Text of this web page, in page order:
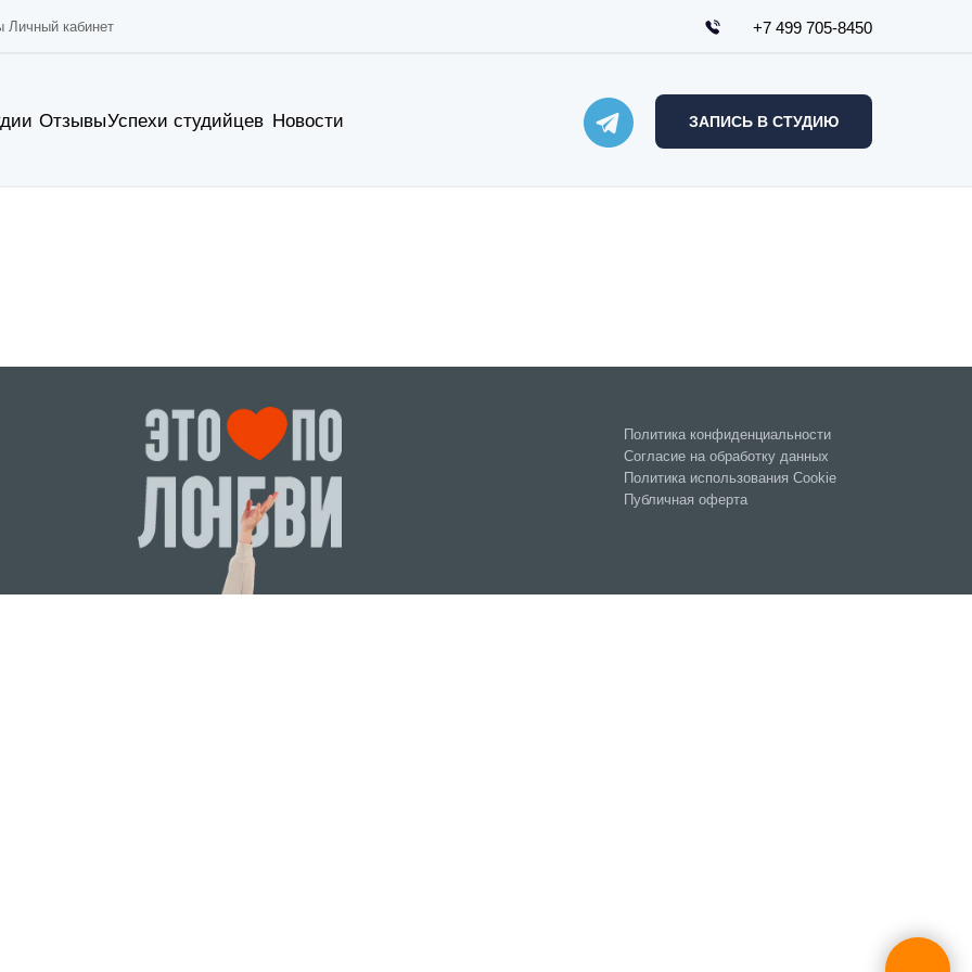
+7 499 705-8450
ЗАПИСЬ В СТУДИЮ
Личный кабинет
ОтзывыУспехи студийцев Новости
Политика конфиденциальности
Согласие на обработку данных
Политика использования Cookie
Публичная оферта